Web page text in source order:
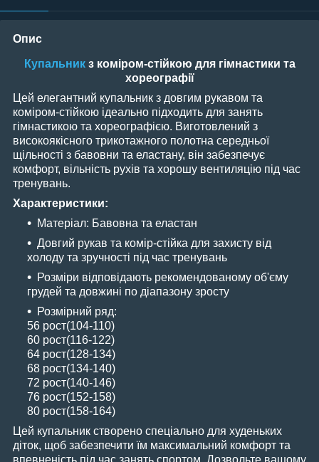
Опис
Купальникз коміром-стійкою для гімнастики та
хореографії
Цей елегантний купальник з довгим рукавом та
коміром-стійкою ідеально підходить для занять
гімнастикою та хореографією. Виготовлений з
високоякісного трикотажного полотна середньої
щільності з бавовни та еластану, він забезпечує
комфорт, вільність рухів та хорошу вентиляцію під час
тренувань.
Характеристики:
Матеріал: Бавовна та еластан
Довгий рукав та комір-стійка для захисту від
холоду та зручності під час тренувань
Розміри відповідають рекомендованому об'єму
грудей та довжині по діапазону зросту
Розмірний ряд:
56 рост(104-110)
60 рост(116-122)
64 рост(128-134)
68 рост(134-140)
72 рост(140-146)
76 рост(152-158)
80 рост(158-164)
Цей купальник створено спеціально для худеньких
діток, щоб забезпечити їм максимальний комфорт та
впевненість під час занять спортом. Дозвольте вашому